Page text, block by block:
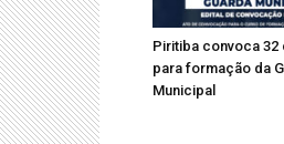
Piritiba convoca 32
para formação da
Municipal